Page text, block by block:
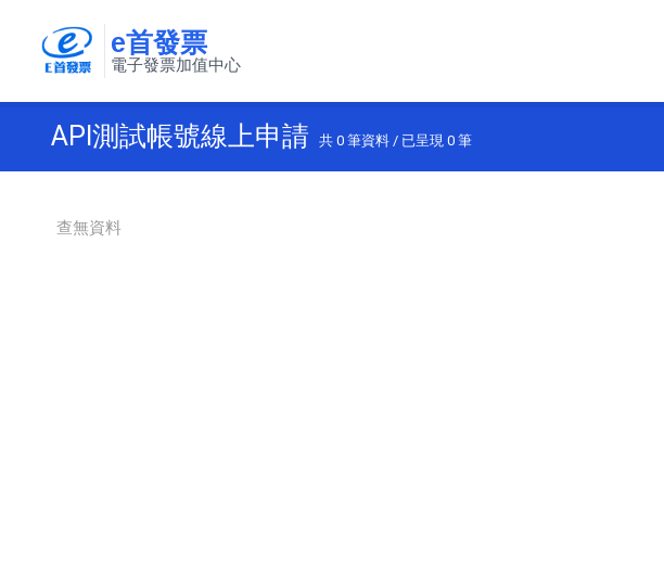
e首發票
電子發票加值中心
API測試帳號線上申請 共 0 筆資料 / 已呈現 0 筆
查無資料